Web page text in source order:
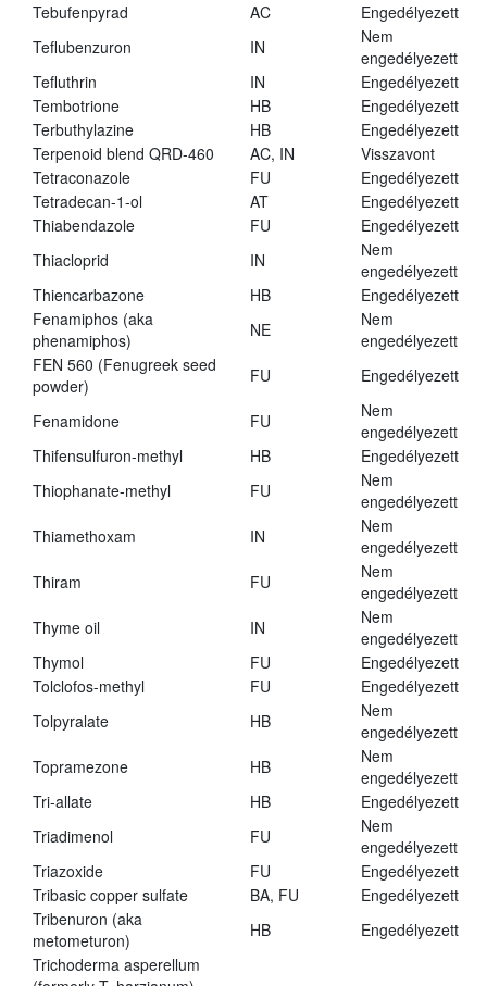
Tebufenpyrad
AC
Engedélyezett
Teflubenzuron
IN
Nem
engedélyezett
Tefluthrin
IN
Engedélyezett
Tembotrione
HB
Engedélyezett
Terbuthylazine
HB
Engedélyezett
Terpenoid blend QRD-460
AC, IN
Visszavont
Tetraconazole
FU
Engedélyezett
Tetradecan-1-ol
AT
Engedélyezett
Thiabendazole
FU
Engedélyezett
Thiacloprid
IN
Nem
engedélyezett
Thiencarbazone
HB
Engedélyezett
Fenamiphos (aka
phenamiphos)
NE
Nem
engedélyezett
FEN 560 (Fenugreek seed
powder)
FU Engedélyezett
Fenamidone FU
Nem
engedélyezett
Thifensulfuron-methyl
HB
Engedélyezett
Thiophanate-methyl
FU
Nem
engedélyezett
Thiamethoxam
IN
Nem
engedélyezett
Thiram
FU
Nem
engedélyezett
Thyme oil
IN
Nem
engedélyezett
Thymol
FU
Engedélyezett
Tolclofos-methyl
FU
Engedélyezett
Tolpyralate
HB
Nem
engedélyezett
Topramezone
HB
Nem
engedélyezett
Tri-allate
HB
Engedélyezett
Triadimenol
FU
Nem
engedélyezett
Triazoxide
FU
Engedélyezett
Tribasic copper sulfate
BA, FU
Engedélyezett
Tribenuron (aka
metometuron)
HB
Engedélyezett
Trichoderma asperellum